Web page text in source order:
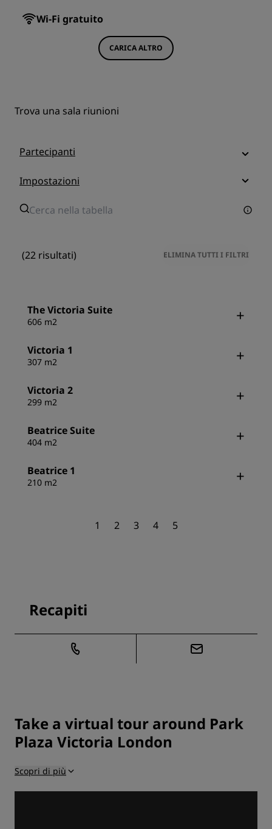
Wi-Fi gratuito
CARICA ALTRO
Trova una sala riunioni
Partecipanti
Impostazioni
(22 risultati) ELIMINA TUTTI I FILTRI
The Victoria Suite
606 m2
Victoria 1
307 m2
Victoria 2
299 m2
Beatrice Suite
404 m2
Beatrice 1
210 m2
1 2 3 4 5
Recapiti
Take a virtual tour around Park
Plaza Victoria London
Scopri di più